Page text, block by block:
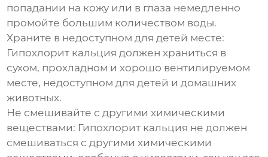
попадании на кожу или в глаза немедленно
промойте большим количеством воды.
Храните в недоступном для детей месте:
Гипохлорит кальция должен храниться в
сухом, прохладном и хорошо вентилируемом
месте, недоступном для детей и домашних
животных.
Не смешивайте с другими химическими
веществами: Гипохлорит кальция не должен
смешиваться с другими химическими